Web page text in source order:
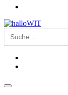
Search
for: